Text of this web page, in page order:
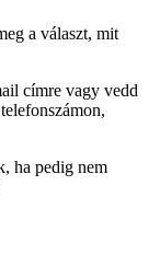
a választ, mit
címre vagy vedd
ha pedig nem